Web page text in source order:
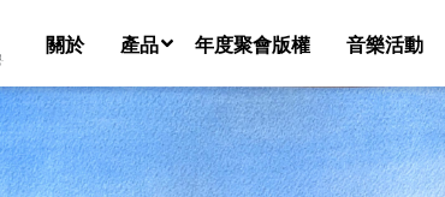
關於 產品
音樂檔
樂譜
歌詞視頻
年度聚會版權 音樂活動